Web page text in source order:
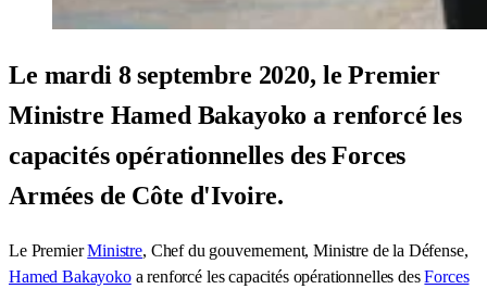
Le mardi 8 septembre 2020, le Premier
Ministre Hamed Bakayoko a renforcé les
capacités opérationnelles des Forces
Armées de Côte d'Ivoire.
Le PremierMinistre, Chef du gouvernement, Ministre de la Défense,
Hamed Bakayokoa renforcé les capacités opérationnelles desForces